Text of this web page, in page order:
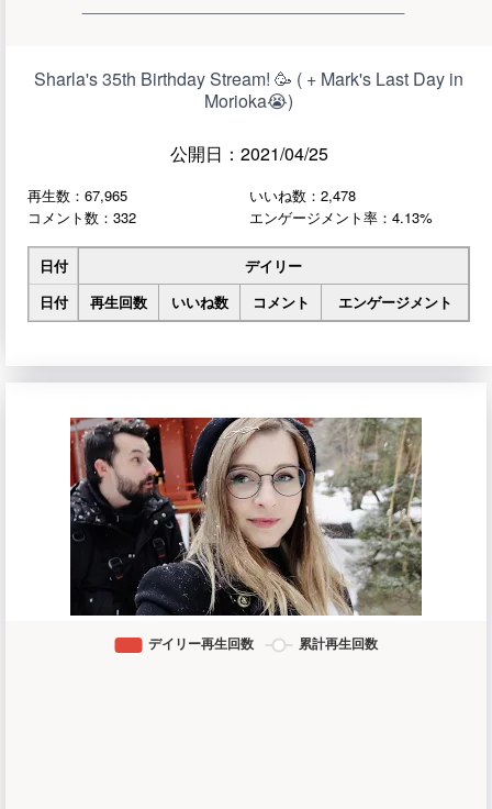
Sharla's 35th Birthday Stream! 🥳 ( + Mark's Last Day in
Morioka😭)
公開日：2021/04/25
再生数：67,965
いいね数：2,478
コメント数：332
エンゲージメント率：4.13%
日付
デイリー
日付
再生回数 いいね数 コメント エンゲージメント